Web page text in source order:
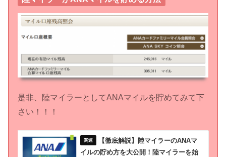
是非、陸マイラーとしてANAマイルを貯めてみて下
さい！！！
【徹底解説】陸マイラーのANAマ
イルの貯め方を大公開！陸マイラーを始